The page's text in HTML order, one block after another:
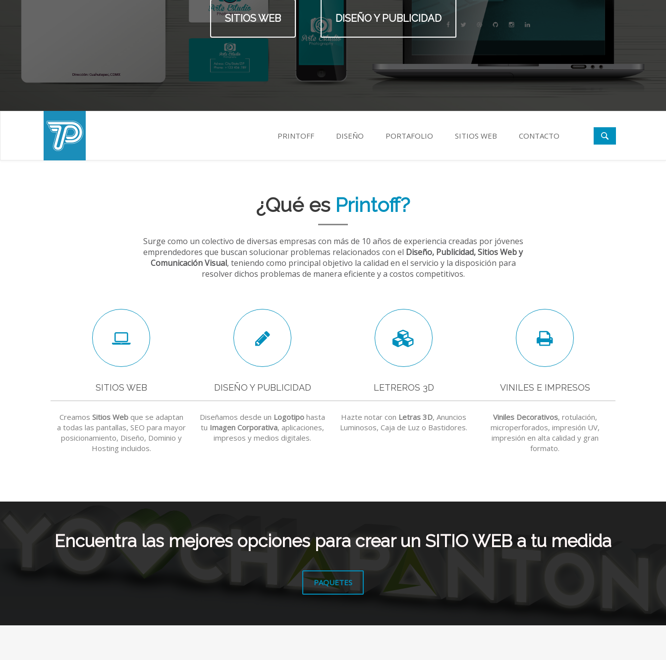
SITIOS WEB DISEÑO Y PUBLICIDAD
PRINTOFF DISEÑO PORTAFOLIO SITIOS WEB CONTACTO
¿Qué es Printoff?
Surge como un colectivo de diversas empresas con más de 10 años de experiencia creadas por jóvenes
emprendedores que buscan solucionar problemas relacionados con el Diseño, Publicidad, Sitios Web y
Comunicación Visual, teniendo como principal objetivo la calidad en el servicio y la disposición para
resolver dichos problemas de manera eficiente y a costos competitivos.
SITIOS WEB
Creamos Sitios Webque se adaptan
a todas las pantallas, SEO para mayor
posicionamiento, Diseño, Dominio y
Hosting incluidos.
DISEÑO Y PUBLICIDAD
Diseñamos desde un Logotipo hasta
tu Imagen Corporativa, aplicaciones,
impresos y medios digitales.
LETREROS 3D
Hazte notar con Letras 3D, Anuncios
Luminosos, Caja de Luz o Bastidores.
VINILES E IMPRESOS
Viniles Decorativos, rotulación,
microperforados, impresión UV,
impresión en alta calidad y gran
formato.
Encuentra las mejores opciones para crear un SITIO WEB a tu medida
PAQUETES